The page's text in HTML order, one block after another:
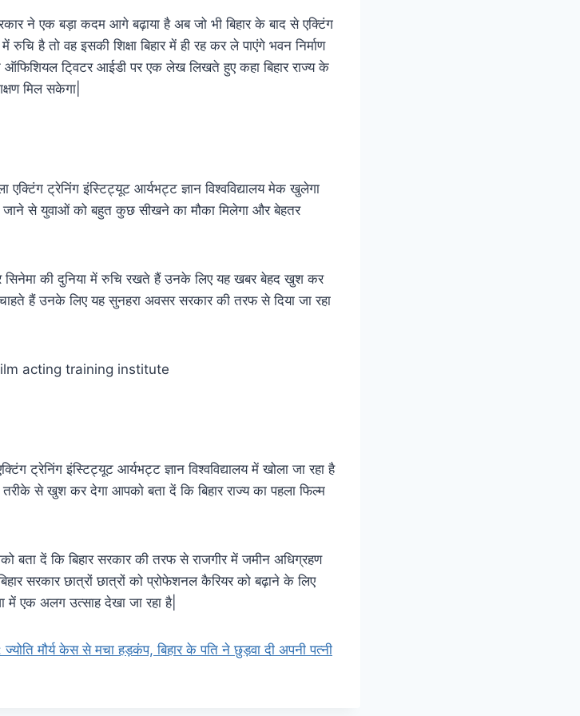
ने एक बड़ा कदम आगे बढ़ाया है अब जो भी बिहार के बाद से एक्टिंग
है तो वह इसकी शिक्षा बिहार में ही रह कर ले पाएंगे भवन निर्माण
टि्वटर आईडी पर एक लेख लिखते हुए कहा बिहार राज्य के
मिल सकेगा|
एक्टिंग ट्रेनिंग इंस्टिट्यूट आर्यभट्ट ज्ञान विश्वविद्यालय मेक खुलेगा
से युवाओं को बहुत कुछ सीखने का मौका मिलेगा और बेहतर
सिनेमा की दुनिया में रुचि रखते हैं उनके लिए यह खबर बेहद खुश कर
हैं उनके लिए यह सुनहरा अवसर सरकार की तरफ से दिया जा रहा
ट्रेनिंग इंस्टिट्यूट आर्यभट्ट ज्ञान विश्वविद्यालय में खोला जा रहा है
से खुश कर देगा आपको बता दें कि बिहार राज्य का पहला फिल्म
बता दें कि बिहार सरकार की तरफ से राजगीर में जमीन अधिग्रहण
सरकार छात्रों छात्रों को प्रोफेशनल कैरियर को बढ़ाने के लिए
में एक अलग उत्साह देखा जा रहा है|
मौर्य केस से मचा हड़कंप, बिहार के पति ने छुड़वा दी अपनी पत्नी